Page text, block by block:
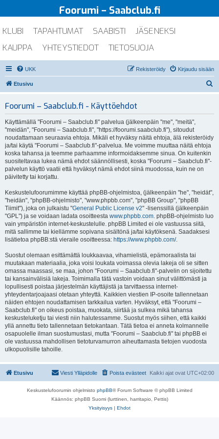
Foorumi – Saabclub.fi
KLUBI TAPAHTUMAT SAABISTI
JÄSENEKSI
KAUPPA
YHTEYSTIEDOT TIETOSUOJA
UKK Kirjaudu sisään
Rekisteröidy
Etusivu
Foorumi – Saabclub.fi - Käyttöehdot
Käyttämällä "Foorumi – Saabclub.fi" palvelua (jälkeenpäin "me", "meitä",
"meidän", "Foorumi – Saabclub.fi", "https://foorumi.saabclub.fi"), sitoudut
noudattamaan seuraavia ehtoja. Mikäli et hyväksy näitä ehtoja, älä rekisteröidy
ja/tai käytä "Foorumi – Saabclub.fi"-palvelua. Me voimme muuttaa näitä ehtoja
koska tahansa ja teemme parhaamme informoidaksemme sinua. On kuitenkin
suositeltavaa lukea nämä ehdot säännöllisesti, koska "Foorumi – Saabclub.fi"-
palvelun käyttö vaatii että hyväksyt nämä ehdot siinä muodossa, kuin ne on
päivitetty tai korjattu.
Keskustelufoorumimme käyttää phpBB-ohjelmistoa, (jälkeenpäin "he", "heidät",
"heidän", "phpBB-ohjelmisto", "www.phpbb.com", "phpBB Group", "phpBB
Tiimit"), joka on julkaistu "General Public License v2" -lisenssillä (jälkeenpäin
"GPL") ja se voidaan ladata osoitteesta www.phpbb.com. phpBB-ohjelmisto luo
vain ympäristön internet-keskustelulle. phpBB Limited ei ole vastuussa siitä,
mitä sallimme tai kiellämme sopivana sisältönä ja/tai käytöksenä. Saadaksesi
lisätietoa phpBB:stä vieraile osoitteessa: https://www.phpbb.com/.
Suostut olemaan esittämättä loukkaavaa, vihamielistä, epämoraalista tai
muutakaan materiaalia, joka voisi loukata voimassa olevia lakeja oli se sitten
omassa maassasi, se maa, johon "Foorumi – Saabclub.fi"-palvelin on sijoitettu
tai kansainvälisiä lakeja. Toimimalla tätä vastoin voidaan sinut välittömästi ja
lopullisesti poistaa järjestelmän käyttäjistä ja tarvittaessa internet-
yhteydentarjoajaasi otetaan yhteyttä. Kaikkien viestien IP-osoite tallennetaan
näiden ehtojen noudattamisen tarkkailua varten. Hyväksyt, että "Foorumi –
Saabclub.fi" on oikeus poistaa, muokata, siirtää ja sulkea mikä tahansa
keskusteluketju tai viesti niin halutessamme. Suostut myös siihen, että kaikki
yllä annettu tieto tallennetaan tietokantaan. Tätä tietoa ei anneta kolmannelle
osapuolelle ilman suostumustasi, mutta "Foorumi – Saabclub.fi" tai phpBB ei
ole vastuussa mahdollisen tietoturvamurron aiheuttamasta tietojen vuodosta
ulkopuolisille tahoille.
Etusivu Kaikki ajat ovat UTC+02:00
Poista evästeet
Viesti Ylläpidolle
Keskustelufoorumin ohjelmisto phpBB® Forum Software © phpBB Limited
Käännös: phpBB Suomi (lurttinen, harritapio, Pettis)
Yksityisyys | Ehdot